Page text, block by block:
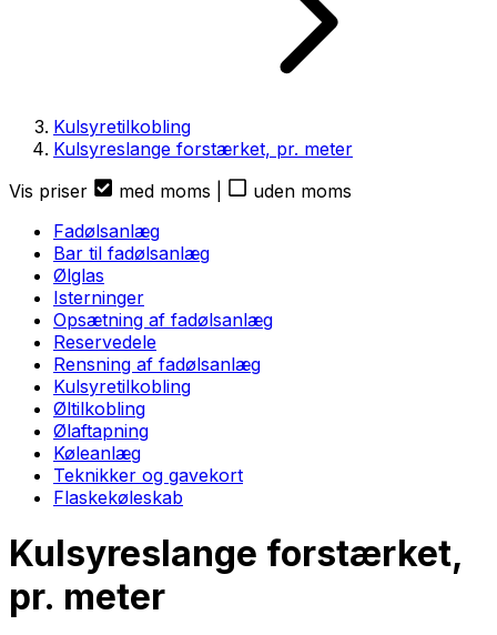
Kulsyretilkobling
Kulsyreslange forstærket, pr. meter
Vis priser
med moms
uden moms
Fadølsanlæg
Bar til fadølsanlæg
Ølglas
Isterninger
Opsætning af fadølsanlæg
Reservedele
Rensning af fadølsanlæg
Kulsyretilkobling
Øltilkobling
Ølaftapning
Køleanlæg
Teknikker og gavekort
Flaskekøleskab
Kulsyreslange forstærket,
pr. meter